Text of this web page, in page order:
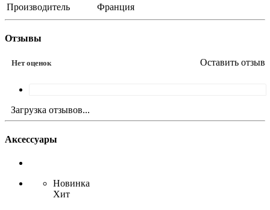
Производитель
Франция
Отзывы
Нет оценок Оставить отзыв
Загрузка отзывов...
Аксессуары
Новинка
Хит